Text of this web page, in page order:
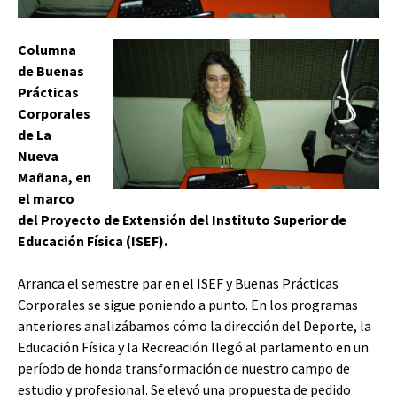
Columna
de Buenas
Prácticas
Corporales
de La
Nueva
Mañana, en
el marco
del Proyecto de Extensión del Instituto Superior de
Educación Física (ISEF).
Arranca el semestre par en el ISEF y Buenas Prácticas
Corporales se sigue poniendo a punto. En los programas
anteriores analizábamos cómo la dirección del Deporte, la
Educación Física y la Recreación llegó al parlamento en un
período de honda transformación de nuestro campo de
estudio y profesional. Se elevó una propuesta de pedido